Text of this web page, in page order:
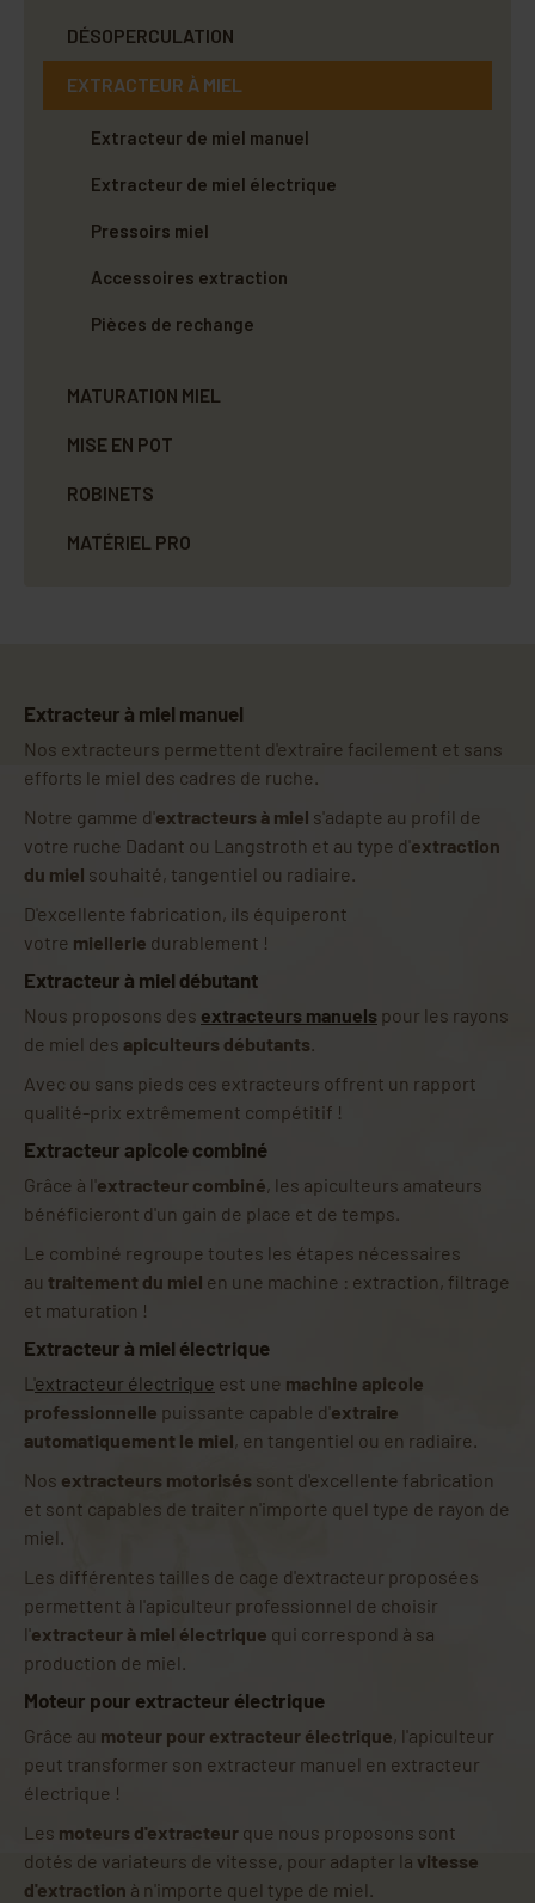
DÉSOPERCULATION
EXTRACTEUR À MIEL
Extracteur de miel manuel
Extracteur de miel électrique
Pressoirs miel
Accessoires extraction
Pièces de rechange
MATURATION MIEL
MISE EN POT
ROBINETS
MATÉRIEL PRO
Extracteur à miel manuel
Nos extracteurs permettent d'extraire facilement et sans
efforts le miel des cadres de ruche.
Notre gamme d'extracteurs à miel s'adapte au profil de
votre ruche Dadant ou Langstroth et au type d'extraction
du miel souhaité, tangentiel ou radiaire.
D'excellente fabrication, ils équiperont
votre miellerie durablement !
Extracteur à miel débutant
Nous proposons des extracteurs manuels pour les rayons
de miel des apiculteurs débutants.
Avec ou sans pieds ces extracteurs offrent un rapport
qualité-prix extrêmement compétitif !
Extracteur apicole combiné
Grâce à l'extracteur combiné, les apiculteurs amateurs
bénéficieront d'un gain de place et de temps.
Le combiné regroupe toutes les étapes nécessaires
au traitement du miel en une machine : extraction, filtrage
et maturation !
Extracteur à miel électrique
L' extracteur électrique est une machine apicole
professionnelle puissante capable d'extraire
automatiquement le miel, en tangentiel ou en radiaire.
Nos extracteurs motorisés sont d'excellente fabrication
et sont capables de traiter n'importe quel type de rayon de
miel.
Les différentes tailles de cage d'extracteur proposées
permettent à l'apiculteur professionnel de choisir
l'extracteur à miel électrique qui correspond à sa
production de miel.
Moteur pour extracteur électrique
Grâce au moteur pour extracteur électrique, l'apiculteur
peut transformer son extracteur manuel en extracteur
électrique !
Les moteurs d'extracteur que nous proposons sont
dotés de variateurs de vitesse, pour adapter la vitesse
d'extraction à n'importe quel type de miel.